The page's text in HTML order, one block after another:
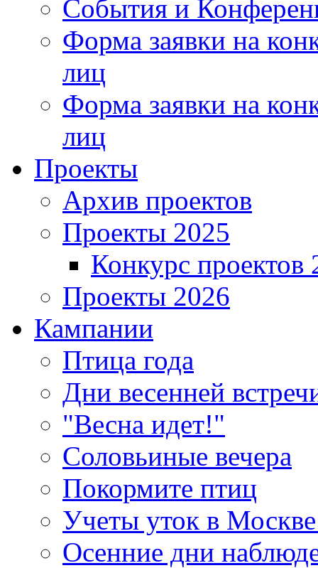
События и
Форма заявки на
лиц
Форма заявки на
лиц
Проекты
Архив проектов
Проекты 2025
Конкурс проектов
Проекты 2026
Кампании
Птица года
Дни весенней
"Весна идет!"
Соловьиные вечера
Покормите птиц
Учеты уток в
Осенние дни